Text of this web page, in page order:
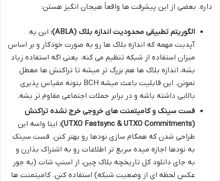
داره. بعضی از این پیشرفت ها واقعاً هیجان انگیز هستن:
الگوریتم تطبیقی محدودیت اندازه بلاک (ABLA):
این یه
آپدیت مهمه که اندازه بلاک ها رو به صورت خودکار و بر اساس
میزان استفاده از شبکه تنظیم می کنه. یعنی اگه استفاده زیاد
بشه، اندازه بلاک ها هم بزرگ تر میشه تا تراکنش ها معطل
نمونن. این قابلیت باعث میشه BCH بتونه مقیاس پذیری
بالایی داشته باشه و در برابر حملات اجتماعی مقاوم تر بشه.
فست سینک و کامیتمنت های خروجی خرج نشده تراکنش
(UTXO Fastsync & UTXO Commitments):
اینا واسه این
طراحی شدن که همگام سازی نودها رو بهتر کنن. فست سینک
به نودها اجازه میده سریع تر اطلاعات رو به اشتراک بذارن و
به جای دانلود کل تاریخچه بلاک چین، از اسنپ شات (یه جور
عکس لحظه ای از وضعیت شبکه) استفاده کنن. کامیتمنت ها